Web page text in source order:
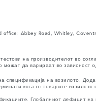
office: Abbey Road, Whitley,
на производителот во
можат да варираат во зависност
спецификација на возилото.
кога го товарите
Глобалниот дефицит